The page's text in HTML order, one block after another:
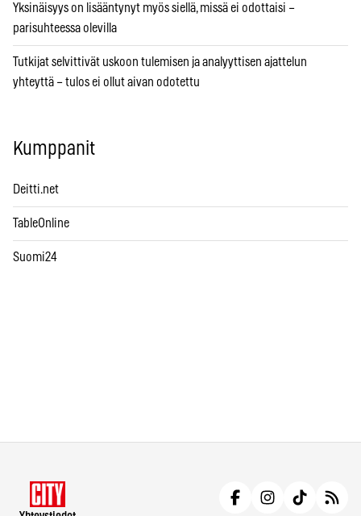
Yksinäisyys on lisääntynyt myös siellä, missä ei odottaisi –
parisuhteessa olevilla
Tutkijat selvittivät uskoon tulemisen ja analyyttisen ajattelun
yhteyttä – tulos ei ollut aivan odotettu
Kumppanit
Deitti.net
TableOnline
Suomi24